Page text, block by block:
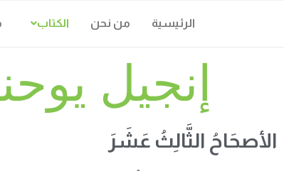
الرئيسية من نحن الكتاب
إنجيل يوحنا
الأصحَاحُ الثَّالِثُ عَشَرَ